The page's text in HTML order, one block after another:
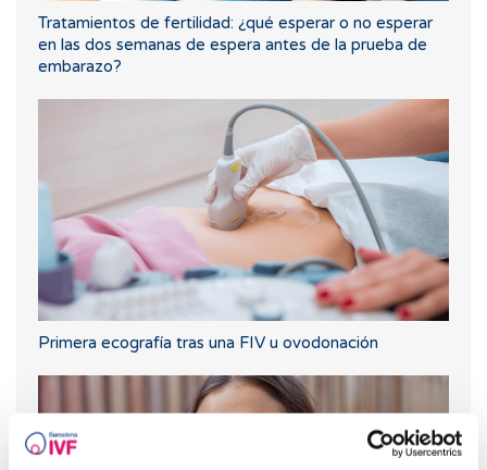
Tratamientos de fertilidad: ¿qué esperar o no esperar
en las dos semanas de espera antes de la prueba de
embarazo?
Primera ecografía tras una FIV u ovodonación